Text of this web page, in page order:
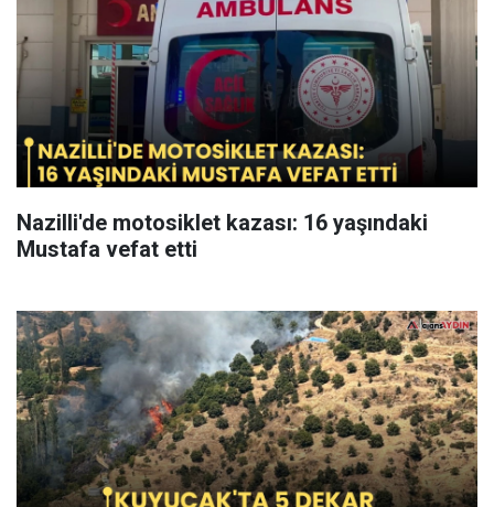
Nazilli'de motosiklet kazası: 16 yaşındaki
Mustafa vefat etti